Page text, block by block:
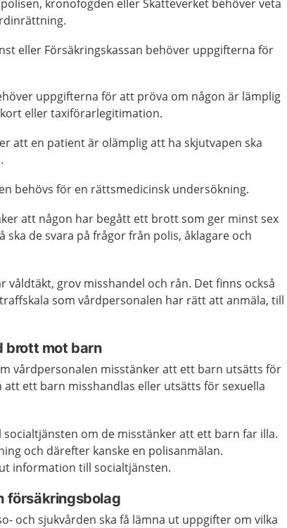
kronofogden eller Skatteverket behöver veta
eller Försäkringskassan behöver uppgifterna för
uppgifterna för att pröva om någon är lämplig
eller taxiförarlegitimation.
att en patient är olämplig att ha skjutvapen ska
behövs för en rättsmedicinsk undersökning.
att någon har begått ett brott som ger minst sex
ska de svara på frågor från polis, åklagare och
våldtäkt, grov misshandel och rån. Det finns också
som vårdpersonalen har rätt att anmäla, till
brott mot barn
vårdpersonalen misstänker att ett barn utsätts för
ett barn misshandlas eller utsätts för sexuella
om de misstänker att ett barn far illa.
och därefter kanske en polisanmälan.
information till socialtjänsten.
försäkringsbolag
och sjukvården ska få lämna ut uppgifter om vilka